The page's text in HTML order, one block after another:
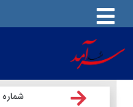
شماره ۱۴۵۷